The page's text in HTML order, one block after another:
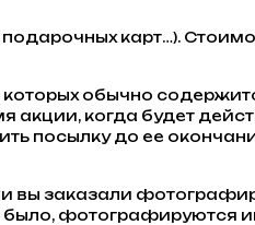
карт…).
которых обычно
акции, когда будет
посылку до ее
вы заказали
было, фотографируются